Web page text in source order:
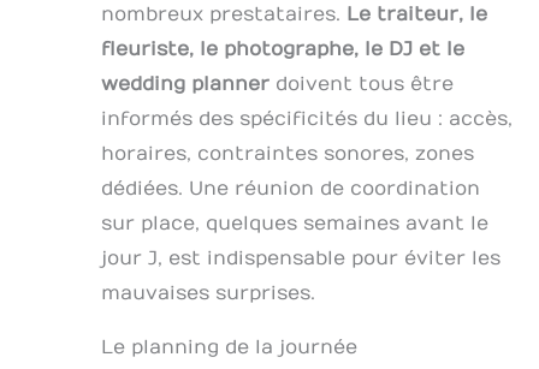
nombreux prestataires. Le traiteur, le
fleuriste, le photographe, le DJ et le
wedding planner doivent tous être
informés des spécificités du lieu : accès,
horaires, contraintes sonores, zones
dédiées. Une réunion de coordination
sur place, quelques semaines avant le
jour J, est indispensable pour éviter les
mauvaises surprises.
Le planning de la journée